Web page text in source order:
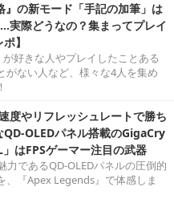
の新モード「手記の加筆」は
実際どうなの？集まってプレイ
】
が好きな人やプレイしたことある
がない人など、様々な4人を集め
度やリフレッシュレートで勝ち
QD-OLEDパネル搭載のGigaCry
はFPSゲーマー注目の武器
力であるQD-OLEDパネルの圧倒的
、『Apex Legends』で体感しま